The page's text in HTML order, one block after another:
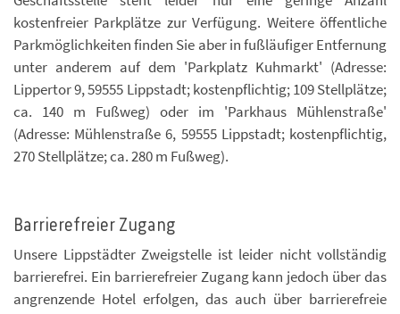
kostenfreier Parkplätze zur Verfügung. Weitere öffentliche
Parkmöglichkeiten finden Sie aber in fußläufiger Entfernung
unter anderem auf dem 'Parkplatz Kuhmarkt' (Adresse:
Lippertor 9, 59555 Lippstadt; kostenpflichtig; 109 Stellplätze;
ca. 140 m Fußweg) oder im 'Parkhaus Mühlenstraße'
(Adresse: Mühlenstraße 6, 59555 Lippstadt; kostenpflichtig,
270 Stellplätze; ca. 280 m Fußweg).
Barrierefreier Zugang
Unsere Lippstädter Zweigstelle ist leider nicht vollständig
barrierefrei. Ein barrierefreier Zugang kann jedoch über das
angrenzende Hotel erfolgen, das auch über barrierefreie